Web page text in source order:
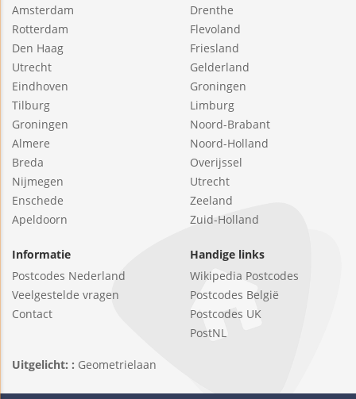
Amsterdam
Rotterdam
Den Haag
Utrecht
Eindhoven
Tilburg
Groningen
Almere
Breda
Nijmegen
Enschede
Apeldoorn
Drenthe
Flevoland
Friesland
Gelderland
Groningen
Limburg
Noord-Brabant
Noord-Holland
Overijssel
Utrecht
Zeeland
Zuid-Holland
Informatie
Postcodes Nederland
Veelgestelde vragen
Contact
Handige links
Wikipedia Postcodes
Postcodes België
Postcodes UK
PostNL
Uitgelicht: : Geometrielaan